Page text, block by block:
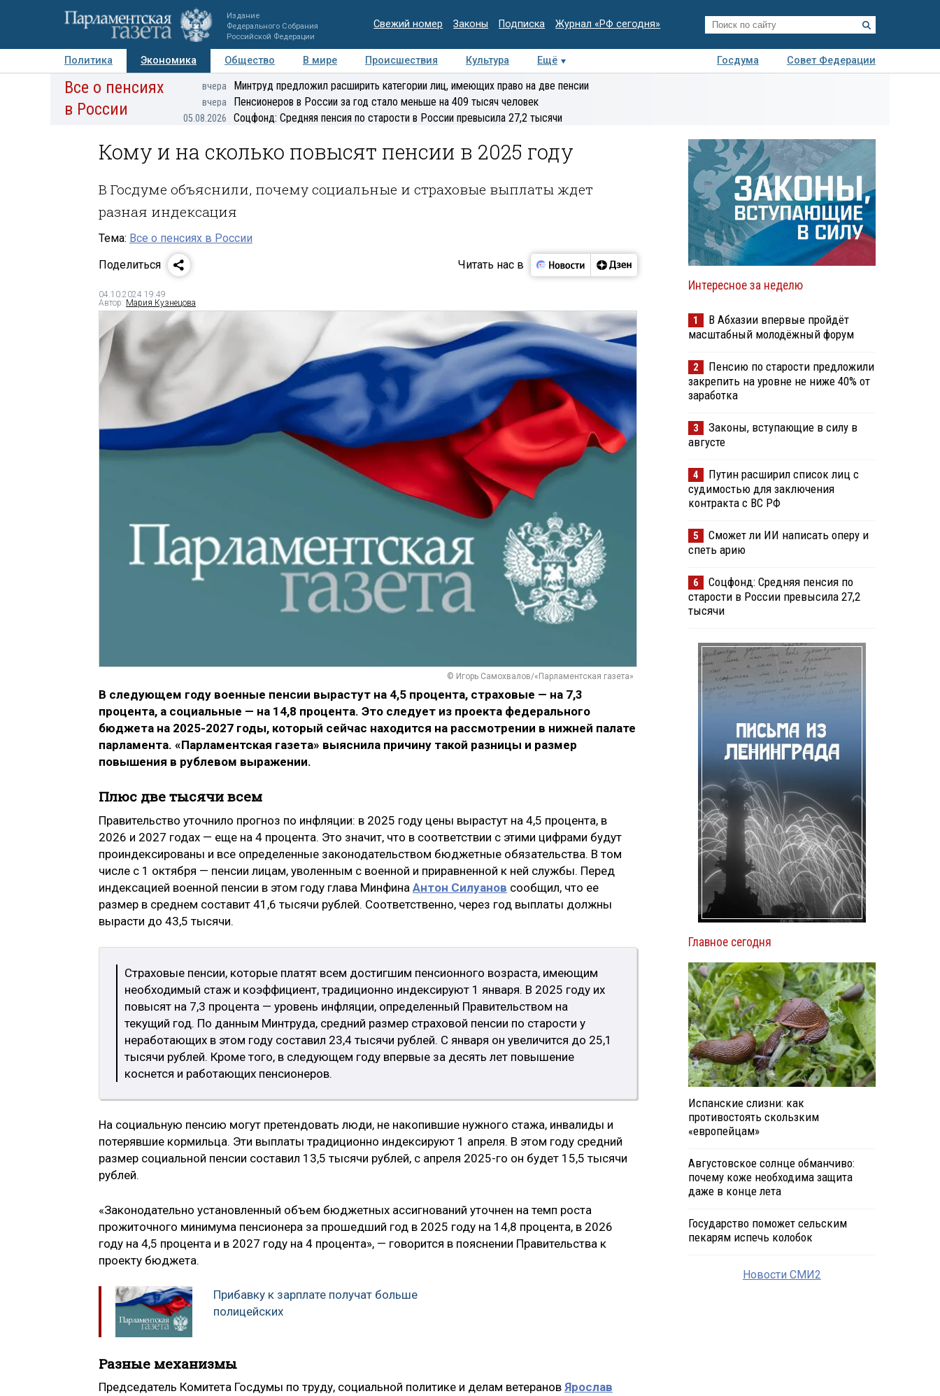
Издание
Федерального Собрания
Российской Федерации
Свежий номер Законы Подписка Журнал «РФ сегодня»
Политика Экономика Общество В мире Происшествия Культура Ещё Госдума
Совет Федерации
Авторы Персоны Мнения Регионы Медиацентр Интервью Колумнисты
Деловая
Все о пенсиях
в России
вчера Минтруд предложил расширить категории лиц, имеющих право на две пенсии
вчера Пенсионеров в России за год стало меньше на 409 тысяч человек
05.08.2026 Соцфонд: Средняя пенсия по старости в России превысила 27,2 тысячи
Кому и на сколько повысят пенсии в 2025 году
В Госдуме объяснили, почему социальные и страховые выплаты ждет
разная индексация
Тема: Все о пенсиях в России
Поделиться
Читать нас в
04.10.2024 19:49
Автор: Мария Кузнецова
© Игорь Самохвалов/«Парламентская газета»
В следующем году военные пенсии вырастут на 4,5 процента, страховые — на 7,3
процента, а социальные — на 14,8 процента. Это следует из проекта федерального
бюджета на 2025-2027 годы, который сейчас находится на рассмотрении в нижней палате
парламента. «Парламентская газета» выяснила причину такой разницы и размер
повышения в рублевом выражении.
Плюс две тысячи всем
Правительство уточнило прогноз по инфляции: в 2025 году цены вырастут на 4,5 процента, в
2026 и 2027 годах — еще на 4 процента. Это значит, что в соответствии с этими цифрами будут
проиндексированы и все определенные законодательством бюджетные обязательства. В том
числе с 1 октября — пенсии лицам, уволенным с военной и приравненной к ней службы. Перед
индексацией военной пенсии в этом году глава Минфина Антон Силуанов сообщил, что ее
размер в среднем составит 41,6 тысячи рублей. Соответственно, через год выплаты должны
вырасти до 43,5 тысячи.
Страховые пенсии, которые платят всем достигшим пенсионного возраста, имеющим
необходимый стаж и коэффициент, традиционно индексируют 1 января. В 2025 году их
повысят на 7,3 процента — уровень инфляции, определенный Правительством на
текущий год. По данным Минтруда, средний размер страховой пенсии по старости у
неработающих в этом году составил 23,4 тысячи рублей. С января он увеличится до 25,1
тысячи рублей. Кроме того, в следующем году впервые за десять лет повышение
коснется и работающих пенсионеров.
На социальную пенсию могут претендовать люди, не накопившие нужного стажа, инвалиды и
потерявшие кормильца. Эти выплаты традиционно индексируют 1 апреля. В этом году средний
размер социальной пенсии составил 13,5 тысячи рублей, с апреля 2025-го он будет 15,5 тысячи
рублей.
«Законодательно установленный объем бюджетных ассигнований уточнен на темп роста
прожиточного минимума пенсионера за прошедший год в 2025 году на 14,8 процента, в 2026
году на 4,5 процента и в 2027 году на 4 процента», — говорится в пояснении Правительства к
проекту бюджета.
Прибавку к зарплате получат больше
полицейских
Разные механизмы
Председатель Комитета Госдумы по труду, социальной политике и делам ветеранов Ярослав
Интересное за неделю
1
В Абхазии впервые пройдёт
масштабный молодёжный форум
2
Пенсию по старости предложили
закрепить на уровне не ниже 40% от
заработка
3
Законы, вступающие в силу в
августе
4
Путин расширил список лиц с
судимостью для заключения
контракта с ВС РФ
5
Сможет ли ИИ написать оперу и
спеть арию
6
Соцфонд: Средняя пенсия по
старости в России превысила 27,2
тысячи
Главное сегодня
Испанские слизни: как
противостоять скользким
«европейцам»
Августовское солнце обманчиво:
почему коже необходима защита
даже в конце лета
Государство поможет сельским
пекарям испечь колобок
Новости СМИ2